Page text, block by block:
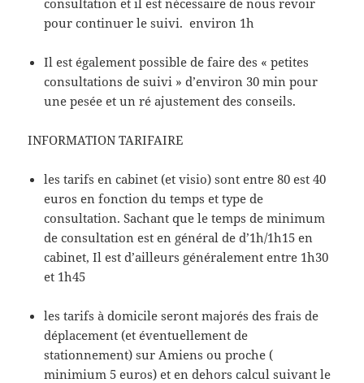
pour continuer le suivi. environ 1h
Il est également possible de faire des « petites
consultations de suivi » d’environ 30 min pour
une pesée et un ré ajustement des conseils.
INFORMATION TARIFAIRE
les tarifs en cabinet (et visio) sont entre 80 est 40
euros en fonction du temps et type de
consultation. Sachant que le temps de minimum
de consultation est en général de d’1h/1h15 en
cabinet, Il est d’ailleurs généralement entre 1h30
et 1h45
les tarifs à domicile seront majorés des frais de
déplacement (et éventuellement de
stationnement) sur Amiens ou proche (
minimium 5 euros) et en dehors calcul suivant le